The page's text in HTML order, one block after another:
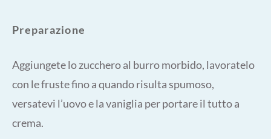
Preparazione
Aggiungete lo zucchero al burro morbido, lavoratelo
con le fruste fino a quando risulta spumoso,
versatevi l’uovo e la vaniglia per portare il tutto a
crema.